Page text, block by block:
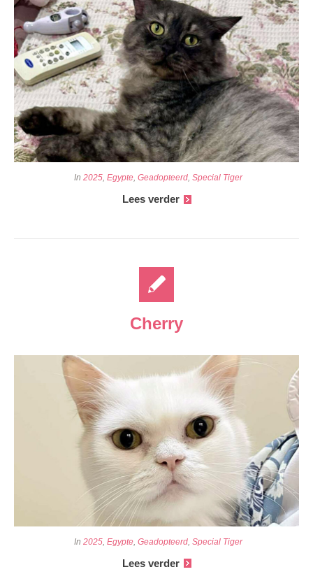
In 2025, Egypte, Geadopteerd, Special Tiger
Lees verder
Cherry
In 2025 Egypte Geadopteerd Special Tiger
Lees verder